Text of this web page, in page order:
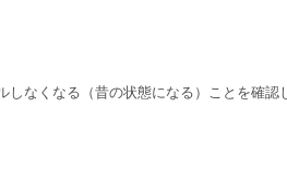
しなくなる（昔の状態になる）ことを確認